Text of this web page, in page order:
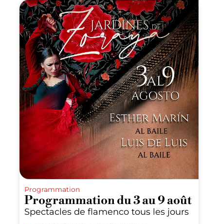
Programmation
Programmation du 3 au 9 août
Spectacles de flamenco tous les jours